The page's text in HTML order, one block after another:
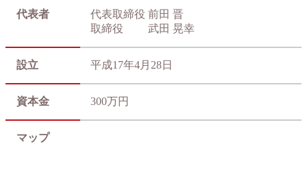
代表者
代表取締役 前田 晋
取締役 武田 晃幸
設立 平成17年4月28日
資本金 300万円
マップ